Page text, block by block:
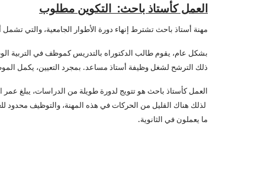
العمل كأستاذ باحث: التكوين مطلوب
مهنة أستاذ باحث تشترط إنهاء دورة الأطوار الجامعية، والتي تشمل
بشكل عام، يقوم طالب الدكتوراه بالتدريس كموظف في التربية
ذلك الترشح لشغل وظيفة أستاذ مساعد. بمجرد التعيين، يكمل
العمل كأستاذ باحث هو تتويج لدورة طويلة من الدراسات، يبلغ
لذلك هناك القليل من الحركات في هذه المهنة، والتوظيف محدود
ما يعملون في الثانوية.